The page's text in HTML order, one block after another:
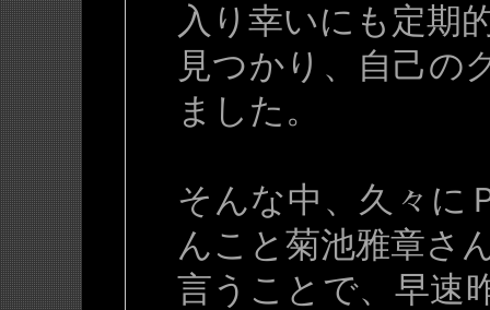
入り幸いにも定期
見つかり、自己の
ました。
そんな中、久々に
んこと菊池雅章さ
言うことで、早速